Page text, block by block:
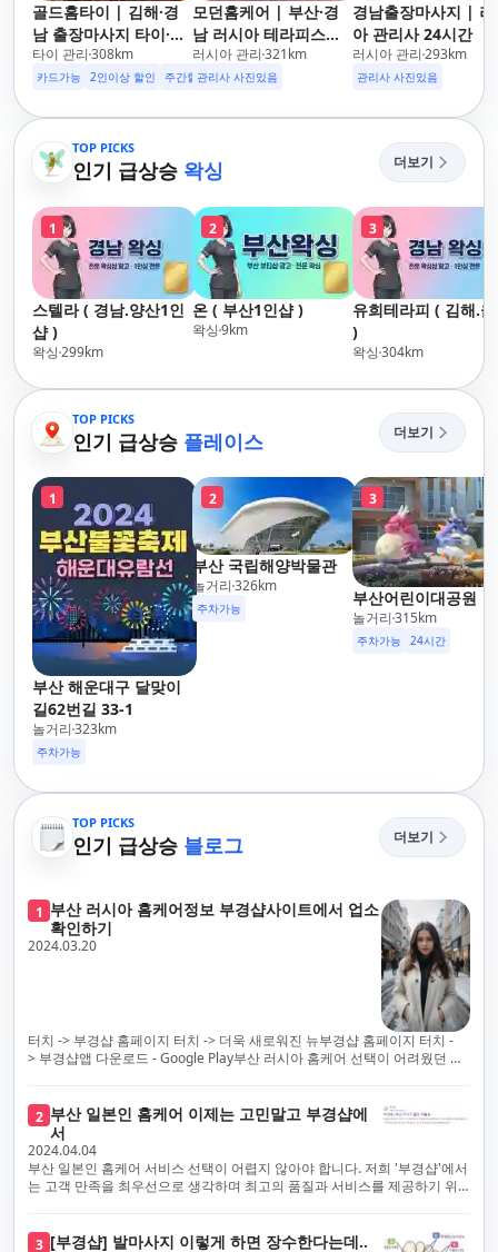
골드홈타이 | 김해·경
남 출장마사지 타이·아
로마·스웨디시
타이 관리 308km
카드가능 2인이상 할인 주간할인 후기할인 생일할인 군인할인
모던홈케어 | 부산·경
남 러시아 테라피스트
방문 마사지
러시아 관리 321km
관리사 사진있음
경남출장마사지 | 러
아 관리사 24시간
러시아 관리 293km
관리사 사진있음
TOP PICKS
인기 급상승 왁싱 더보기
1
스텔라 ( 경남.양산1인
샵 )
왁싱299km
2
온 ( 부산1인샵 )
왁싱9km
3
유희테라피 ( 김해.
)
왁싱304km
TOP PICKS
인기 급상승 플레이스 더보기
1
부산 해운대구 달맞이
길62번길 33-1
놀거리 323km
주차가능
2
부산 국립해양박물관
놀거리 326km
주차가능
3
부산어린이대공원
놀거리 315km
주차가능 24시간
TOP PICKS
인기 급상승 블로그 더보기
1 부산 러시아 홈케어정보 부경샵사이트에서 업소
확인하기
2024.03.20
터치 -> 부경샵 홈페이지 터치 -> 더욱 새로워진 뉴부경샵 홈페이지 터치 -
> 부경샵앱 다운로드 - Google Play부산 러시아 홈케어 선택이 어려웠던 시
스의 모든 과정을 후불제로 운영합니다. 이는 고객님의 최대 편의를 보장하
기 위한 부경샵의 약속입니다.부경샵은 현장에서 바로 고객님께 서비스를
제공하는 깨끗하고 전문적으로 훈련된 관리사들을 다수 보유하고 있음을 자
랑스럽게 생각합니다. 이는 프리미엄 부산 러시아 홈케어 경험을 제공하기
위한 부경샵의 노력의 일환입니다.현 시대의 불확실성 속에서, 안전은 부경
하고 개인의 건강 상태를 지속적으로 모니터링합니다.예약금을 요구하는 업
2 부산 일본인 홈케어 이제는 고민말고 부경샵에
서
2024.04.04
부산 일본인 홈케어 서비스 선택이 어렵지 않아야 합니다. 저희 '부경샵'에서
는 고객 만족을 최우선으로 생각하며 최고의 품질과 서비스를 제공하기 위
프리미엄 부산 일본인 홈케어 경험을 제공하고자 현장에서 직접 깨끗하고
3 [부경샵] 발마사지 이렇게 하면 장수한다는데..